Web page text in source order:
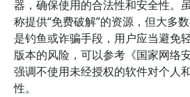
器，确保使用的合法性和安全性。
称提供“免费破解”的资源，但大多
是钓鱼或诈骗手段，用户应当避免
版本的风险，可以参考《国家网络
强调不使用未经授权的软件对个人
性。